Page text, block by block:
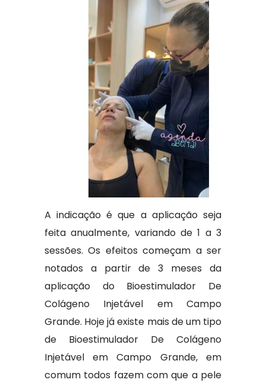
A indicação é que a aplicação seja
feita anualmente, variando de 1 a 3
sessões. Os efeitos começam a ser
notados a partir de 3 meses da
aplicação do Bioestimulador De
Colágeno Injetável em Campo
Grande. Hoje já existe mais de um tipo
de Bioestimulador De Colágeno
Injetável em Campo Grande, em
comum todos fazem com que a pele